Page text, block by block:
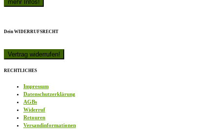
Dein WIDERRUFSRECHT
RECHTLICHES
Impressum
Datenschutzerklärung
AGBs
Widerruf
Retouren
Versandinformationen